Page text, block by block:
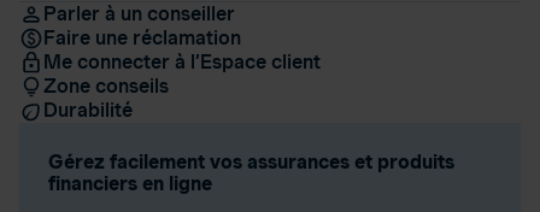
Parler à un conseiller
Faire une réclamation
Me connecter à l’Espace client
Zone conseils
Durabilité
Gérez facilement vos assurances et produits
financiers en ligne